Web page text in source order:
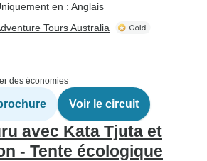
en : Anglais
Tours Australia
des économies
Voir le circuit
avec Kata Tjuta et
- Tente écologique